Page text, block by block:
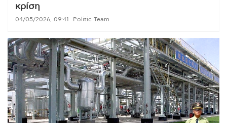
κρίση
04/05/2026, 09:41 Politic Team